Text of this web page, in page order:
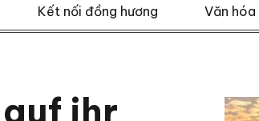
Kết nối đồng hương Văn
ihr